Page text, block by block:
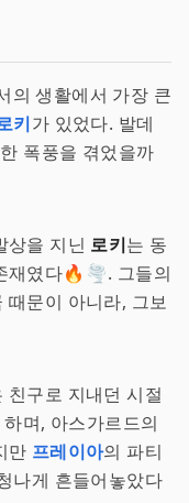
생활에서 가장 큰
키가 있었다. 발데
폭풍을 겪었을까
상을 지닌 로키는 동
재였다🔥🌪️. 그들의
때문이 아니라, 그보
친구로 지내던 시절
며, 아스가르드의
만 프레이아의 파티
나게 흔들어놓았다